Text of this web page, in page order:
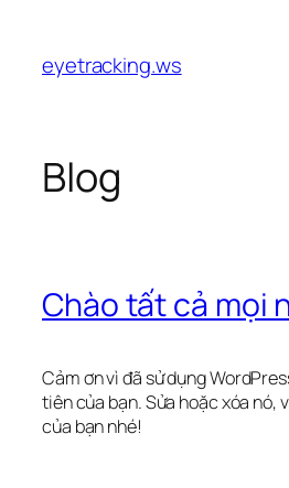
phầneyetracking.ws
Blog
Chào tất cả mọi
Cảm ơn vì đã sử dụng
tiên của bạn. Sửa hoặc xóa nó,
của bạn nhé!